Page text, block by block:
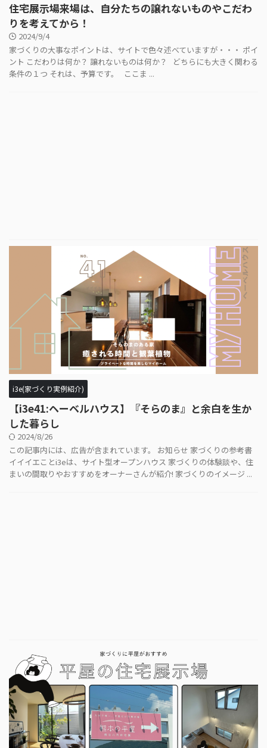
住宅展示場来場は、自分たちの譲れないものやこだわ
りを考えてから！
2024/9/4
家づくりの大事なポイントは、サイトで色々述べていますが・・・ ポイ
ント こだわりは何か？ 譲れないものは何か？ どちらにも大きく関わる
条件の１つ それは、予算です。 ここま ...
i3e(家づくり実例紹介)
【i3e41:ヘーベルハウス】『そらのま』と余白を生か
した暮らし
2024/8/26
この記事内には、広告が含まれています。 お知らせ 家づくりの参考書
イイイエことi3eは、サイト型オープンハウス 家づくりの体験談や、住
まいの間取りやおすすめをオーナーさんが紹介! 家づくりのイメージ ...